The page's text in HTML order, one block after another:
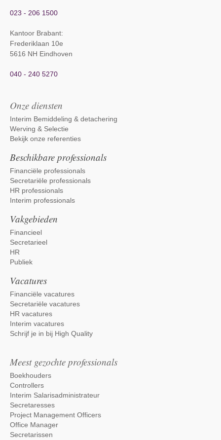
023 - 206 1500
Kantoor Brabant:
Frederiklaan 10e
5616 NH Eindhoven
040 - 240 5270
Onze diensten
Interim Bemiddeling & detachering
Werving & Selectie
Bekijk onze referenties
Beschikbare professionals
Financiële professionals
Secretariële professionals
HR professionals
Interim professionals
Vakgebieden
Financieel
Secretarieel
HR
Publiek
Vacatures
Financiële vacatures
Secretariële vacatures
HR vacatures
Interim vacatures
Schrijf je in bij High Quality
Meest gezochte professionals
Boekhouders
Controllers
Interim Salarisadministrateur
Secretaresses
Project Management Officers
Office Manager
Secretarissen